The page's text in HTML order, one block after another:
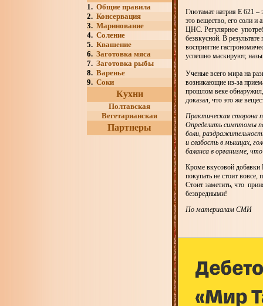
1. Общие правила
2. Консервация
3. Маринование
4. Соление
5. Квашение
6. Заготовка мяса
7. Заготовка рыбы
8. Варенье
9. Соки
Кухни
Полтавская
Вегетарианская
Партнеры
Глютамат натрия Е 621 –
это вещество, его соли и
ЦНС. Регулярное
безвкусной. В
восприятие
успешно маскируют,
Ученые всего мира на
возникающие из-за
прошлом веке
доказал, что это же
Практическая сторона
Определить симптомы
боли,
и слабость в мышцах,
баланса в организме,
Кроме вкусовой добавки
покупать не стоит
Стоит заметить, что
безвредными!
По материалам СМИ